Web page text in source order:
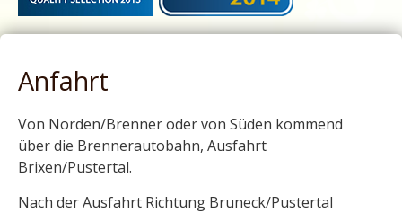
Anfahrt
Von Norden/Brenner oder von Süden kommend
über die Brennerautobahn, Ausfahrt
Brixen/Pustertal.
Nach der Ausfahrt Richtung Bruneck/Pustertal